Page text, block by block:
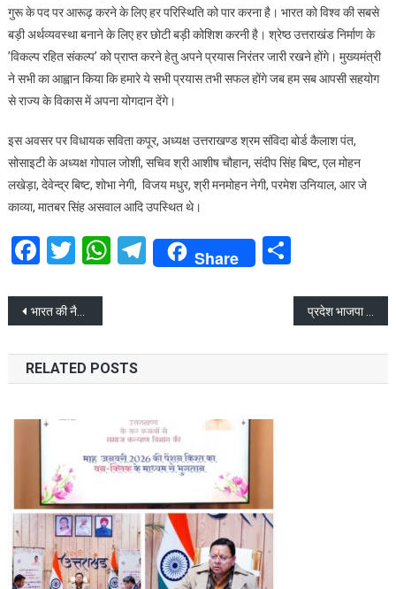
गुरू के पद पर आरूढ़ करने के लिए हर परिस्थिति को पार करना है। भारत को विश्व की सबसे
बड़ी अर्थव्यवस्था बनाने के लिए हर छोटी बड़ी कोशिश करनी है। श्रेष्ठ उत्तराखंड निर्माण के
’विकल्प रहित संकल्प’ को प्राप्त करने हेतु अपने प्रयास निरंतर जारी रखने होंगे। मुख्यमंत्री
ने सभी का आह्वान किया कि हमारे ये सभी प्रयास तभी सफल होंगे जब हम सब आपसी सहयोग
से राज्य के विकास में अपना योगदान देंगे।
इस अवसर पर विधायक सविता कपूर, अध्यक्ष उत्तराखण्ड श्रम संविदा बोर्ड कैलाश पंत,
सोसाइटी के अध्यक्ष गोपाल जोशी, सचिव श्री आशीष चौहान, संदीप सिंह बिष्ट, एल मोहन
लखेड़ा, देवेन्द्र बिष्ट, शोभा नेगी, विजय मधुर, श्री मनमोहन नेगी, परमेश उनियाल, आर जे
काव्या, मातबर सिंह असवाल आदि उपस्थित थे।
Facebook
Twitter
WhatsApp
Telegram
Share Share
Post
navigation
भारत की नैतिक और सांस्कृतिक विरासत को संरक्षित रखने के लिए देश में और अधिक गुरुकुल हों स्थापित
RELATED POSTS